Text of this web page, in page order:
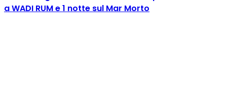
a WADI RUM e 1 notte sul Mar Morto